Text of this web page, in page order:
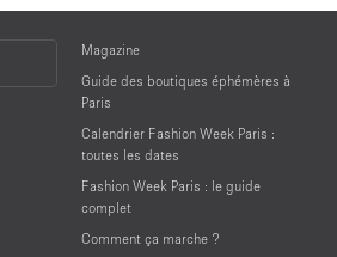
Magazine
Guide des boutiques éphémères à
Paris
Calendrier Fashion Week Paris :
toutes les dates
Fashion Week Paris : le guide
complet
Comment ça marche ?